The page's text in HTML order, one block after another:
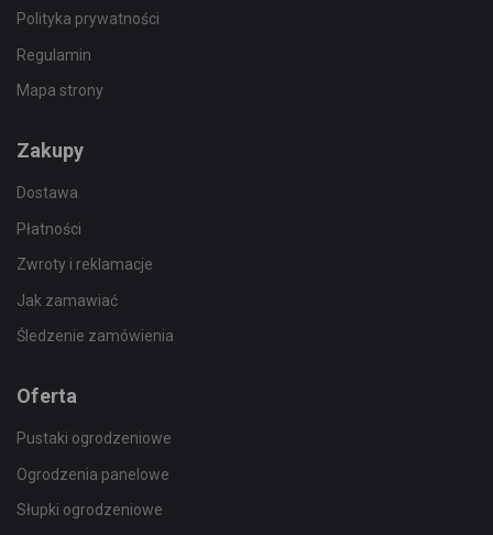
Polityka prywatności
Regulamin
Mapa strony
Zakupy
Dostawa
Płatności
Zwroty i reklamacje
Jak zamawiać
Śledzenie zamówienia
Oferta
Pustaki ogrodzeniowe
Ogrodzenia panelowe
Słupki ogrodzeniowe